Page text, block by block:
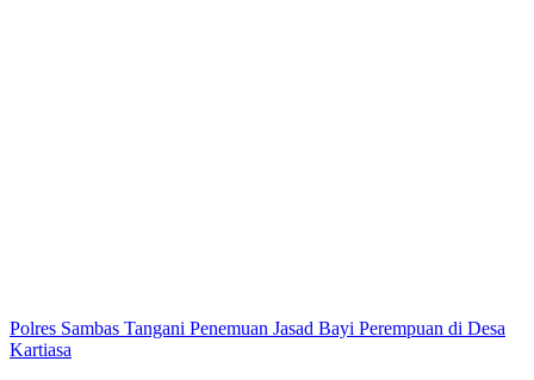
Polres Sambas Tangani Penemuan Jasad Bayi Perempuan di Desa
Kartiasa